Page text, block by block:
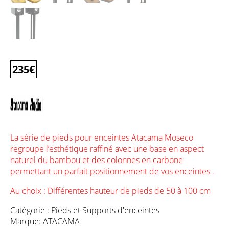
235€
La série de pieds pour enceintes Atacama Moseco
regroupe l’esthétique raffiné avec une base en aspect
naturel du bambou et des colonnes en carbone
permettant un parfait positionnement de vos enceintes .
Au choix : Différentes hauteur de pieds de 50 à 100 cm
Catégorie : Pieds et Supports d'enceintes
Marque: ATACAMA